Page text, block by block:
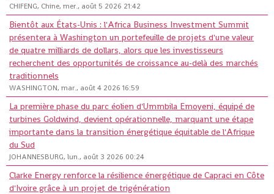
CHIFENG, Chine, mer., août 5 2026 21:42
Bientôt aux États-Unis : l'Africa Business Investment Summit
présentera à Washington un portefeuille de projets d'une valeur
de quatre milliards de dollars, alors que les investisseurs
recherchent des opportunités de croissance au-delà des marchés
traditionnels
WASHINGTON, mar., août 4 2026 16:59
La première phase du parc éolien d'Ummbila Emoyeni, équipé de
turbines Goldwind, devient opérationnelle, marquant une étape
importante dans la transition énergétique équitable de l'Afrique
du Sud
JOHANNESBURG, lun., août 3 2026 00:24
Clarke Energy renforce la résilience énergétique de Capraci en Côte
d'Ivoire grâce à un projet de trigénération